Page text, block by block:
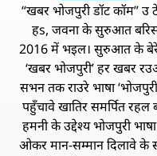
“खबर भोजपुरी डॉट कॉम” उ
हs, जवना के सुरुआत
2016 में भइल। सुरुआत के
‘खबर भोजपुरी’ हर खबर
सभन तक राउरे भाषा
पहुँचावे खातिर समर्पित रहल
हमनी के उद्देश्य भोजपुरी
ओकर मान-सम्मान दिलावे के